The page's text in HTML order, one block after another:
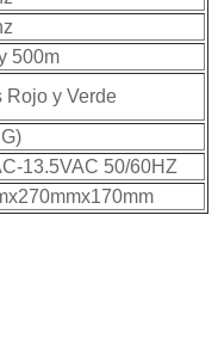
500m
Rojo y Verde
13.5VAC 50/60HZ